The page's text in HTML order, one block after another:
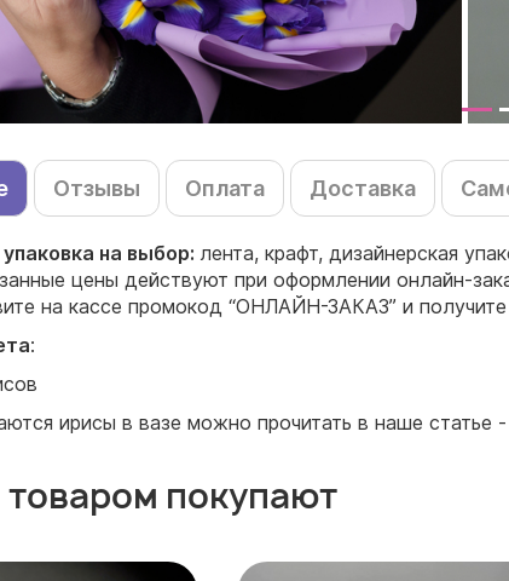
Отзывы Оплата Доставка
на выбор: лента, крафт, дизайнерская
цены действуют при оформлении онлайн-
на кассе промокод “ОНЛАЙН-ЗАКАЗ” и
:
ирисы в вазе можно прочитать в наше статье -
покупают